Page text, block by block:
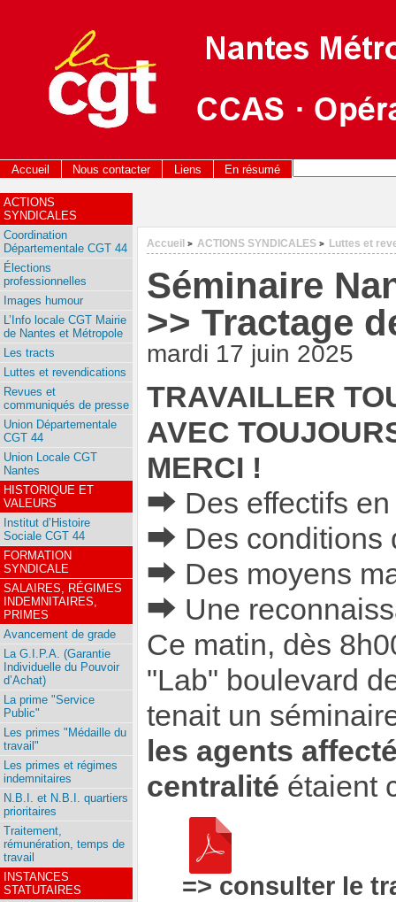
Accueil Nous contacter Liens En résumé
Accueil > ACTIONS SYNDICALES > Luttes et
Séminaire
>> Tractage
mardi 17 juin 2025
TRAVAILLER
AVEC
MERCI !
⮕ Des effectifs en
⮕ Des conditions
⮕ Des moyens
⮕ Une
Ce matin, dès
"Lab" boulevard
tenait un
les agents
centralité étaient
=> consulter le
ACTIONS
SYNDICALES
Coordination
Départementale CGT 44
Élections
professionnelles
Images humour
L’Info locale CGT Mairie
de Nantes et Métropole
Les tracts
Luttes et revendications
Revues et
communiqués de presse
Union Départementale
CGT 44
Union Locale CGT
Nantes
HISTORIQUE ET
VALEURS
Institut d’Histoire
Sociale CGT 44
FORMATION
SYNDICALE
SALAIRES, RÉGIMES
INDEMNITAIRES,
PRIMES
Avancement de grade
La G.I.P.A. (Garantie
Individuelle du Pouvoir
d’Achat)
La prime "Service
Public"
Les primes "Médaille du
travail"
Les primes et régimes
indemnitaires
N.B.I. et N.B.I. quartiers
prioritaires
Traitement,
rémunération, temps de
travail
INSTANCES
STATUTAIRES